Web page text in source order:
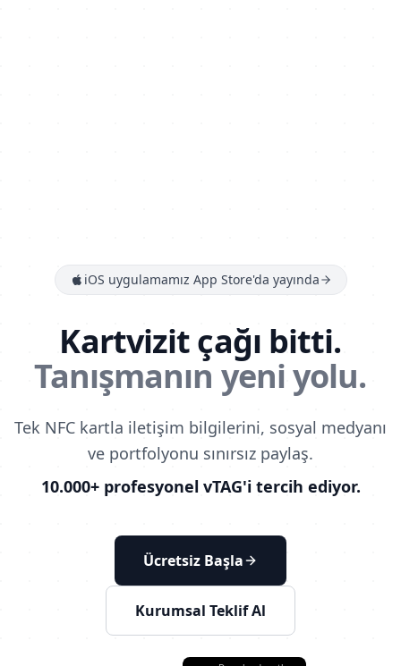
iOS uygulamamız App Store'da yayında
Kartvizit çağı bitti.
Tanışmanın yeni yolu.
Tek NFC kartla iletişim bilgilerini, sosyal medyanı
ve portfolyonu sınırsız paylaş.
10.000+ profesyonel vTAG'i tercih ediyor.
Ücretsiz Başla
Kurumsal Teklif Al